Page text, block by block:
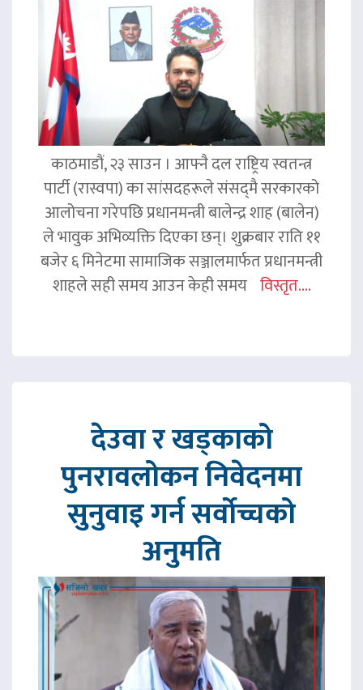
काठमाडौं, २३ साउन । आफ्नै दल राष्ट्रिय स्वतन्त्र
पार्टी (रास्वपा) का सांसदहरूले संसद्‌मै सरकारको
आलोचना गरेपछि प्रधानमन्त्री बालेन्द्र शाह (बालेन)
ले भावुक अभिव्यक्ति दिएका छन्। शुक्रबार राति ११
बजेर ६ मिनेटमा सामाजिक सञ्जालमार्फत प्रधानमन्त्री
शाहले सही समय आउन केही समय विस्तृत....
देउवा र खड्काको
पुनरावलोकन निवेदनमा
सुनुवाइ गर्न सर्वोच्चको
अनुमति